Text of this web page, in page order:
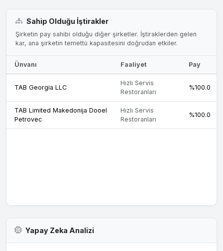
Sahip Olduğu İştirakler
Şirketin pay sahibi olduğu diğer şirketler. İştiraklerden gelen
kar, ana şirketin temettü kapasitesini doğrudan etkiler.
Ünvanı Faaliyet Pay
TAB Georgia LLC
Hızlı Servis
Restoranları
%100.0
TAB Limited Makedonija Dooel
Petrovec
Hızlı Servis
Restoranları
%100.0
Yapay Zeka Analizi